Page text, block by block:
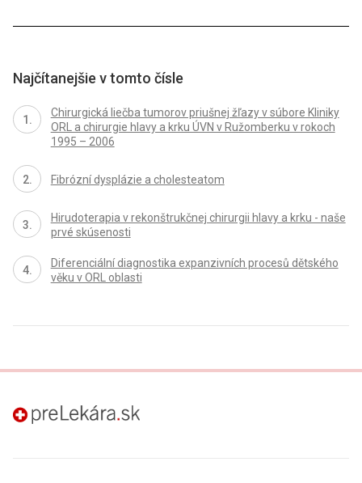
Najčítanejšie v tomto čísle
Chirurgická liečba tumorov priušnej žľazy v súbore Kliniky
ORL a chirurgie hlavy a krku ÚVN v Ružomberku v rokoch
1995 – 2006
Fibrózní dysplázie a cholesteatom
Hirudoterapia v rekonštrukčnej chirurgii hlavy a krku - naše
prvé skúsenosti
Diferenciální diagnostika expanzivních procesů dětského
věku v ORL oblasti
preLekára.sk